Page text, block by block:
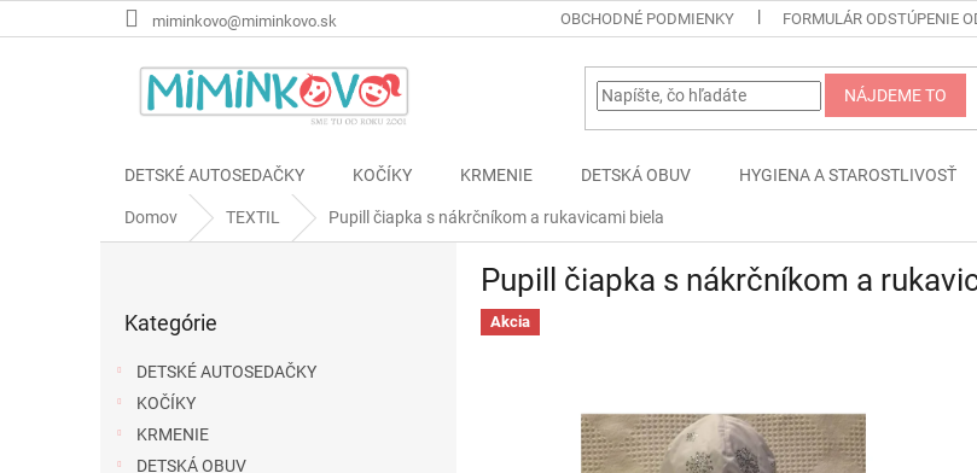
na
miminkovo@miminkovo.sk OBCHODNÉ PODMIENKY FORMULÁR ODSTÚPENIE
NÁJDEME TO
DETSKÉ AUTOSEDAČKY KOČÍKY KRMENIE DETSKÁ OBUV HYGIENA A STAROSTLIVOSŤ
Domov TEXTIL Pupill čiapka s nákrčníkom a rukavicami biela
kategórie
Kategórie
DETSKÉ AUTOSEDAČKY
KOČÍKY
KRMENIE
DETSKÁ OBUV
Pupill čiapka s nákrčníkom a
Akcia